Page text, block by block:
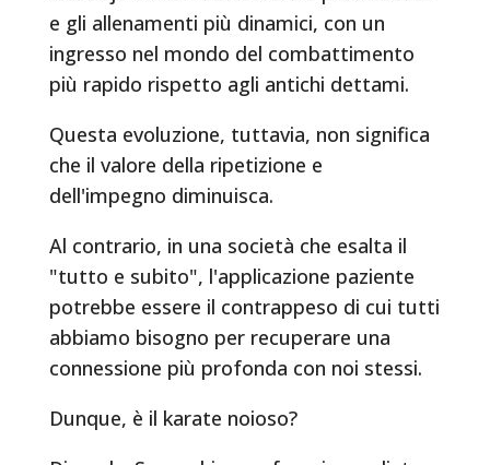
e gli allenamenti più dinamici, con un
ingresso nel mondo del combattimento
più rapido rispetto agli antichi dettami.
Questa evoluzione, tuttavia, non significa
che il valore della ripetizione e
dell'impegno diminuisca.
Al contrario, in una società che esalta il
"tutto e subito", l'applicazione paziente
potrebbe essere il contrappeso di cui tutti
abbiamo bisogno per recuperare una
connessione più profonda con noi stessi.
Dunque, è il karate noioso?